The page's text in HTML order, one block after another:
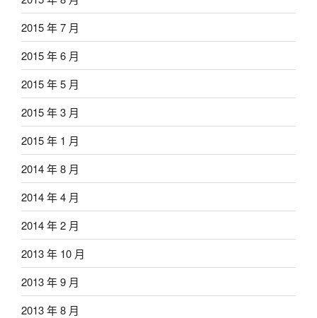
2015 年 7 月
2015 年 6 月
2015 年 5 月
2015 年 3 月
2015 年 1 月
2014 年 8 月
2014 年 4 月
2014 年 2 月
2013 年 10 月
2013 年 9 月
2013 年 8 月